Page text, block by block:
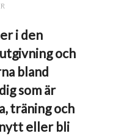
i den
och
bland
som är
träning och
eller bli